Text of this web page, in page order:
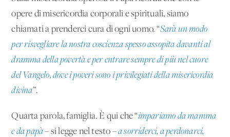
opere di misericordia corporali e spirituali, siamo
chiamati a prenderci cura di ogni uomo. “Sarà un modo
per risvegliare la nostra coscienza spesso assopita davanti al
dramma della povertà e per entrare sempre di più nel cuore
del Vangelo, dove i poveri sono i privilegiati della misericordia
divina”.
Quarta parola, famiglia. È qui che “impariamo da mamma
e da papà– si legge nel testo –a sorriderci, a perdonarci,